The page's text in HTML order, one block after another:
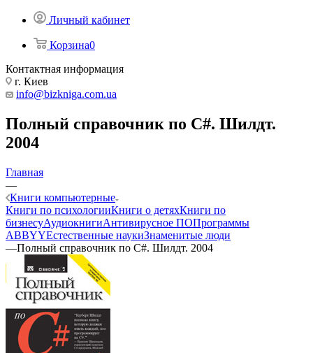
Личный кабинет
Корзина0
Контактная информация
г. Киев
info@bizkniga.com.ua
Полный справочник по C#. Шилдт.
2004
Главная
—
Книги компьютерные
Книги по психологииКниги о детяхКниги по
бизнесуАудиокнигиАнтивирусное ПОПрограммы
ABBYYЕстественные наукиЗнаменитые люди
—Полный справочник по C#. Шилдт. 2004